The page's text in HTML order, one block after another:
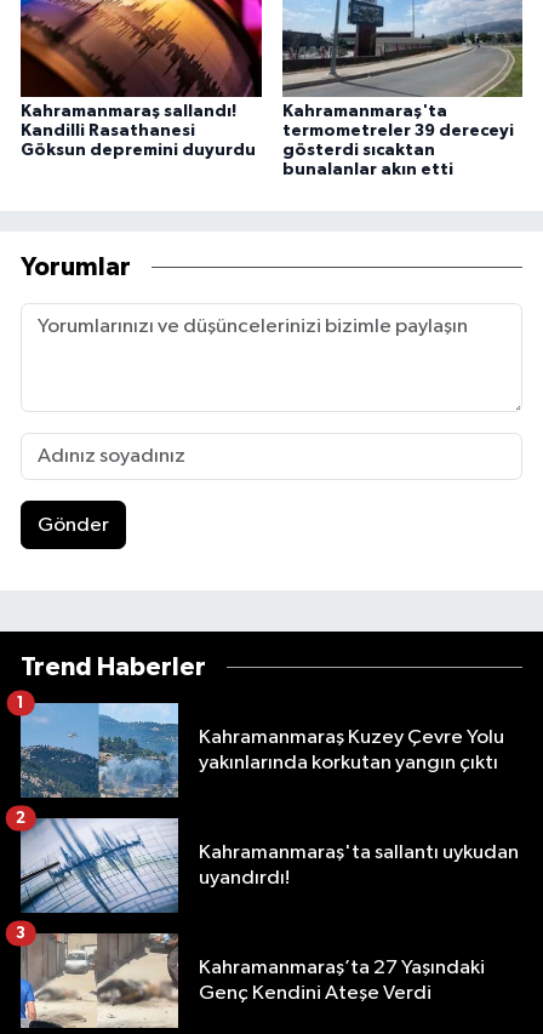
Kahramanmaraş sallandı!
Kandilli Rasathanesi
Göksun depremini duyurdu
Kahramanmaraş'ta
termometreler 39 dereceyi
gösterdi sıcaktan
bunalanlar akın etti
Yorumlar
Gönder
Trend Haberler
Kahramanmaraş Kuzey Çevre Yolu
yakınlarında korkutan yangın çıktı
1
Kahramanmaraş'ta sallantı uykudan
uyandırdı!
2
Kahramanmaraş’ta 27 Yaşındaki
Genç Kendini Ateşe Verdi
3